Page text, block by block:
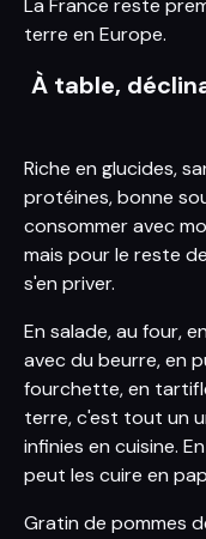
La France reste
terre en Europe.
À table,
Riche en glucides,
protéines, bonne
consommer avec
mais pour le reste
s'en priver.
En salade, au four,
avec du beurre, en
fourchette, en
terre, c'est tout un
infinies en cuisine.
peut les cuire en
Gratin de pommes